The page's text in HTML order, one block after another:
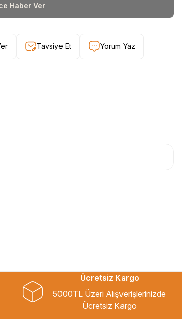
Haber Ver
Tavsiye Et Yorum Yaz
Ücretsiz Kargo
5000TL Üzeri Alışverişlerinizde
Ücretsiz Kargo